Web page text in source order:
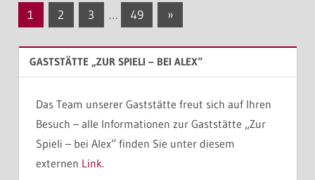
Seitennummerierung
der
Beiträge
1 2 3 … 49
Nächste
»
GASTSTÄTTE „ZUR SPIELI – BEI ALEX“
Das Team unserer Gaststätte freut sich auf Ihren
Besuch – alle Informationen zur Gaststätte „Zur
Spieli – bei Alex“ finden Sie unter diesem
externen Link.